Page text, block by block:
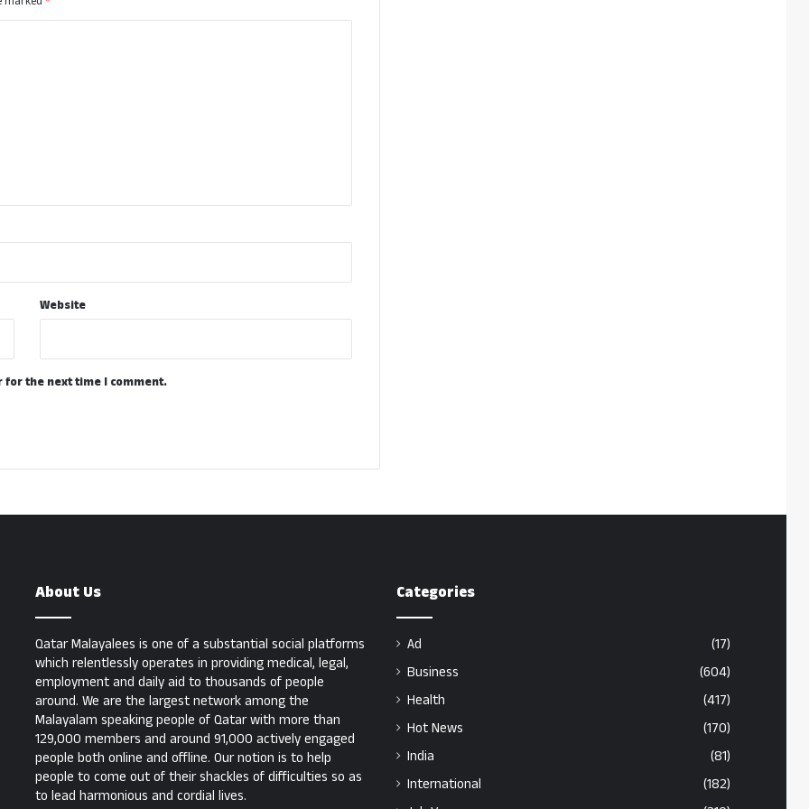
Website
for the next time I comment.
About Us
Qatar Malayalees is one of a substantial social platforms
which relentlessly operates in providing medical, legal,
employment and daily aid to thousands of people
around. We are the largest network among the
Malayalam speaking people of Qatar with more than
129,000 members and around 91,000 actively engaged
people both online and offline. Our notion is to help
people to come out of their shackles of difficulties so as
to lead harmonious and cordial lives.
Categories
Ad
(17)
Business
(604)
Health
(417)
Hot News
(170)
India
(81)
International
(182)